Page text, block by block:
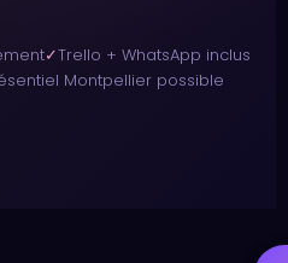
✓Trello + WhatsApp inclus
Montpellier possible